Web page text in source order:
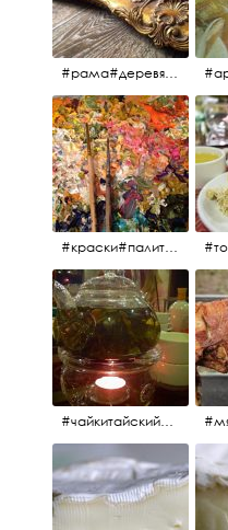
#рама#деревяннаярама#антиквариат#живопись#aplgallery
#краски#палитра#картина#живопись#aplgallery
#чайкитайский#чай#tea#teachinese @chinacook.ru